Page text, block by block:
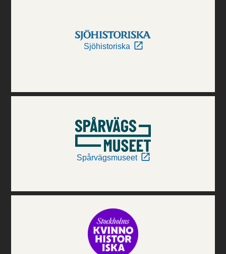
Sjöhistoriska
Spårvägsmuseet